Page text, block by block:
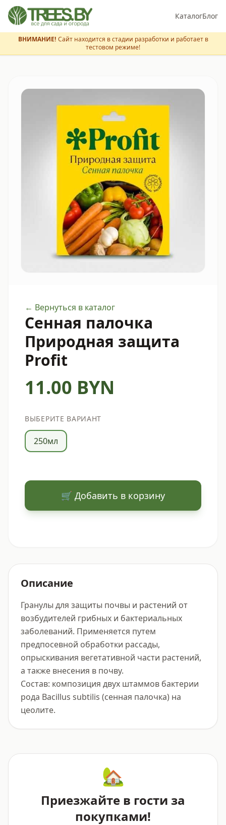
КаталогБлог
ВНИМАНИЕ! Сайт находится в стадии разработки и работает в
тестовом режиме!
← Вернуться в каталог
Сенная палочка
Природная защита
Profit
11.00 BYN
ВЫБЕРИТЕ ВАРИАНТ
250мл
🛒 Добавить в корзину
Описание
Гранулы для защиты почвы и растений от
возбудителей грибных и бактериальных
заболеваний. Применяется путем
предпосевной обработки рассады,
опрыскивания вегетативной части растений,
а также внесения в почву.
Состав: композиция двух штаммов бактерии
рода Bacillus subtilis (сенная палочка) на
цеолите.
🏡
Приезжайте в гости за
покупками!